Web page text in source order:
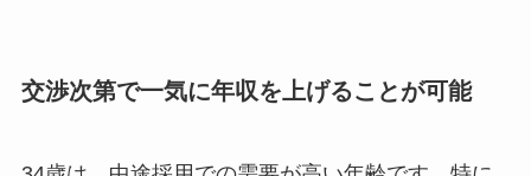
交渉次第で一気に年収を上げることが可能